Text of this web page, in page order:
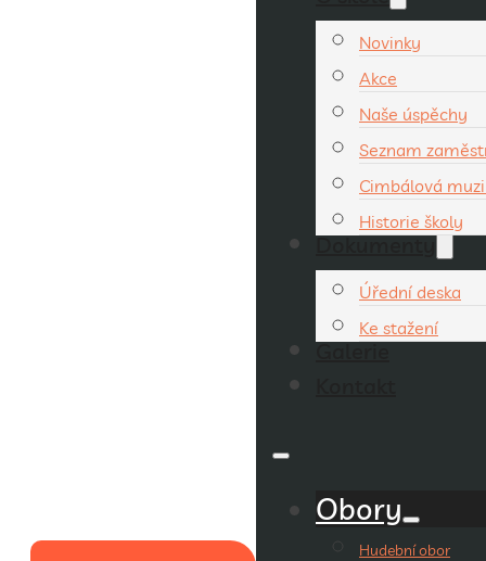
Novinky
Akce
Naše úspěchy
Seznam
Cimbálová
Historie školy
Dokumenty
Úřední deska
Ke stažení
Galerie
Obory
Hudební obor